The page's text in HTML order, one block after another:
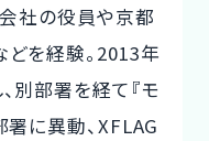
社の役員や京都
を経験。2013年
別部署を経て『モ
署に異動、XFLAG